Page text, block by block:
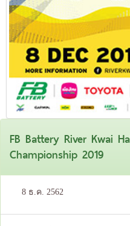
FB Battery River Kwai
Championship 2019
8 ธ.ค. 2562